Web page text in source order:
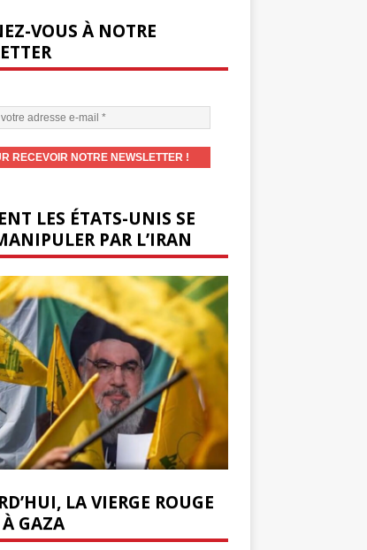
VOUS À NOTRE
LES ÉTATS-UNIS SE
PAR L’IRAN
LA VIERGE ROUGE
GAZA